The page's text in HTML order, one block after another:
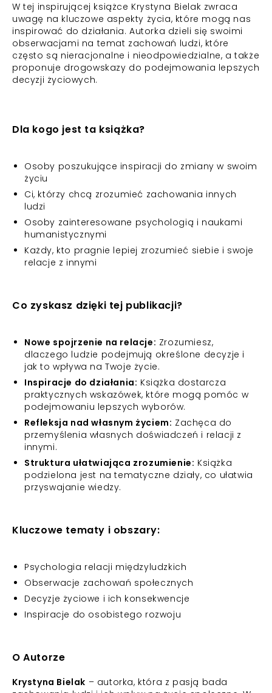
W tej inspirującej książce Krystyna Bielak zwraca
uwagę na kluczowe aspekty życia, które mogą nas
inspirować do działania. Autorka dzieli się swoimi
obserwacjami na temat zachowań ludzi, które
często są nieracjonalne i nieodpowiedzialne, a także
proponuje drogowskazy do podejmowania lepszych
decyzji życiowych.
Dla kogo jest ta książka?
Osoby poszukujące inspiracji do zmiany w swoim
życiu
Ci, którzy chcą zrozumieć zachowania innych
ludzi
Osoby zainteresowane psychologią i naukami
humanistycznymi
Każdy, kto pragnie lepiej zrozumieć siebie i swoje
relacje z innymi
Co zyskasz dzięki tej publikacji?
Nowe spojrzenie na relacje: Zrozumiesz,
dlaczego ludzie podejmują określone decyzje i
jak to wpływa na Twoje życie.
Inspiracje do działania: Książka dostarcza
praktycznych wskazówek, które mogą pomóc w
podejmowaniu lepszych wyborów.
Refleksja nad własnym życiem: Zachęca do
przemyślenia własnych doświadczeń i relacji z
innymi.
Struktura ułatwiająca zrozumienie: Książka
podzielona jest na tematyczne działy, co ułatwia
przyswajanie wiedzy.
Kluczowe tematy i obszary:
Psychologia relacji międzyludzkich
Obserwacje zachowań społecznych
Decyzje życiowe i ich konsekwencje
Inspiracje do osobistego rozwoju
O Autorze
Krystyna Bielak – autorka, która z pasją bada